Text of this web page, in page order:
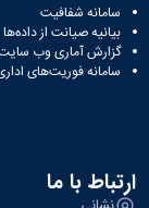
سامانه شفافیت
بیانیه صیانت از داده‌ها
گزارش آماری وب‌
سامانه فوریت‌های
ارتباط با ما